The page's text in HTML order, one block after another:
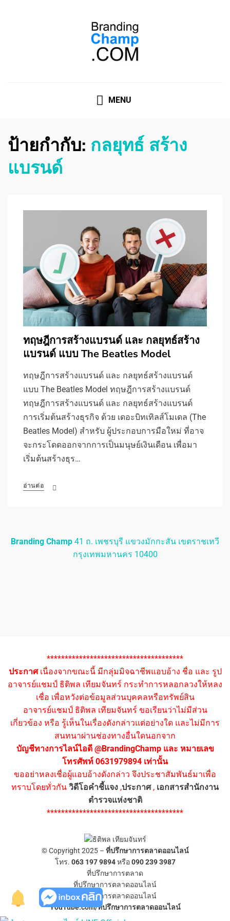
MENU
ป้ายกำกับ: กลยุทธ์ สร้าง
แบรนด์
ทฤษฎีการสร้างแบรนด์ และ กลยุทธ์สร้าง
แบรนด์ แบบ The Beatles Model
ทฤษฎีการสร้างแบรนด์ และ กลยุทธ์สร้างแบรนด์
แบบ The Beatles Model ทฤษฎีการสร้างแบรนด์
ทฤษฎีการสร้างแบรนด์ และ กลยุทธ์สร้างแบรนด์
การเริ่มต้นสร้างธุรกิจ ด้วย เดอะบิทเทิลส์โมเดล (The
Beatles Model) สำหรับ ผู้ประกอบการมือใหม่ ที่อาจ
จะกระโดดออกจากการเป็นมนุษย์เงินเดือน เพื่อมา
เริ่มต้นสร้างธุร…
อ่านต่อ
Branding Champ 41 ถ. เพชรบุรี แขวงมักกะสัน เขตราชเทวี
กรุงเทพมหานคร 10400
**************************************
ประกาศเนื่องจากขณะนี้ มีกลุ่มมิจฉาชีพแอบอ้าง ชื่อ และ รูป
อาจารย์แชมป์ ธิติพล เทียมจันทร์ กระทำการหลอกลวงให้หลง
เชื่อ เพื่อหวังต่อข้อมูลส่วนบุคคลหรือทรัพย์สิน
อาจารย์แชมป์ ธิติพล เทียมจันทร์ ขอเรียนว่าไม่มีส่วน
เกี่ยวข้อง หรือ รู้เห็นในเรื่องดังกล่าวแต่อย่างใด และไม่มีการ
สนทนาผ่านช่องทางอื่นใดนอกจาก
บัญชีทางการไลน์ไอดี @BrandingChamp และ หมายเลข
โทรศัพท์ 0631979894 เท่านั้น
ขออย่าหลงเชื่อผู้แอบอ้างดังกล่าว จึงประชาสัมพันธ์มาเพื่อ
ทราบโดยทั่วกัน วิดีโอคำชี้แจง ,ประกาศ, เอกสารสำนักงาน
ตำรวจแห่งชาติ
**************************************
© Copyright 2025 – ที่ปรึกษาการตลาดออนไลน์
โทร. 063 197 9894หรือ090 239 3987
ที่ปรึกษาการตลาด
ที่ปรึกษาการตลาดออนไลน์
ที่ปรึกษาการตลาดออนไลน์
YouTube.com/ที่ปรึกษาการตลาดออนไลน์